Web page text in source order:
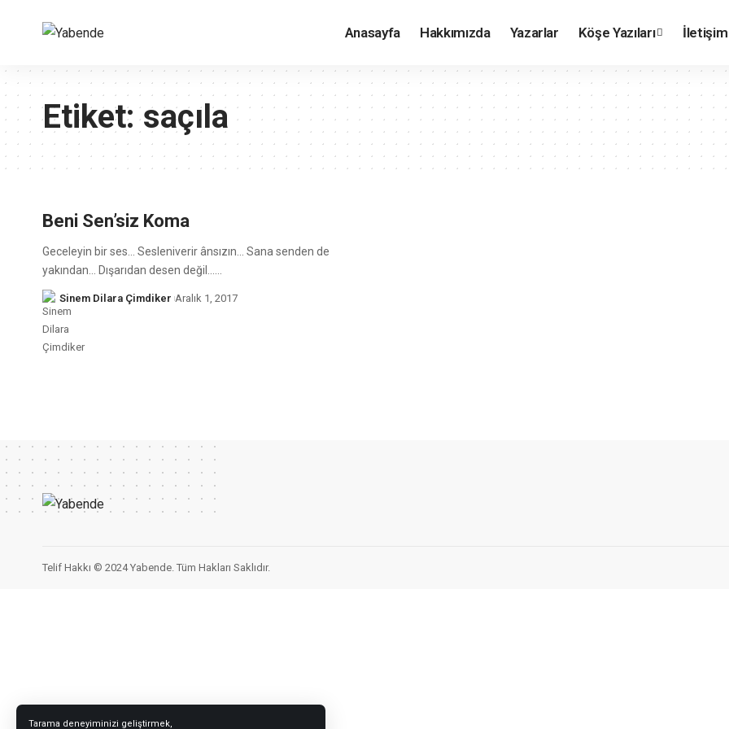
Tarama deneyiminizi geliştirmek,
Anasayfa Hakkımızda Yazarlar Köşe Yazıları İletişim
Etiket:saçıla
Beni Sen’siz Koma
Geceleyin bir ses... Sesleniverir ânsızın... Sana senden de
yakından... Dışarıdan desen değil...
Sinem Dilara Çimdiker Aralık 1, 2017
Telif Hakkı © 2024 Yabende. Tüm Hakları Saklıdır.